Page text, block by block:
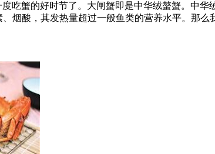
吃蟹的好时节了。大闸蟹即是中华绒螯蟹。中
烟酸，其发热量超过一般鱼类的营养水平。那